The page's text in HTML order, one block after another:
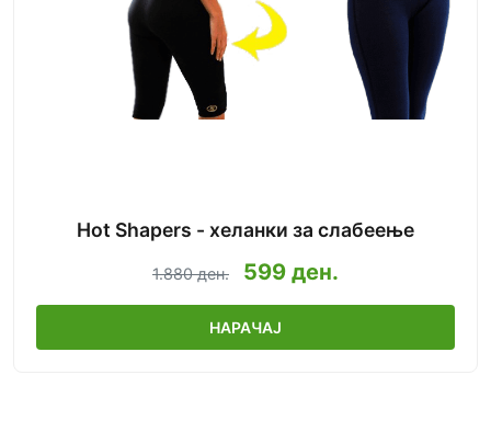
Hot Shapers - хеланки за слабеење
1.880 ден. 599 ден.
НАРАЧАЈ